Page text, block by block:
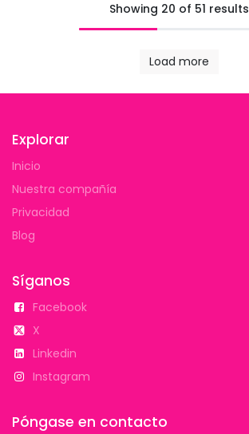
Showing 20 of 51 results
Load more
Explorar
Inicio
Nuestra compañía
Privacidad
Blog
Síganos
Facebook
X
Linkedin
Instagram
Póngase en contacto